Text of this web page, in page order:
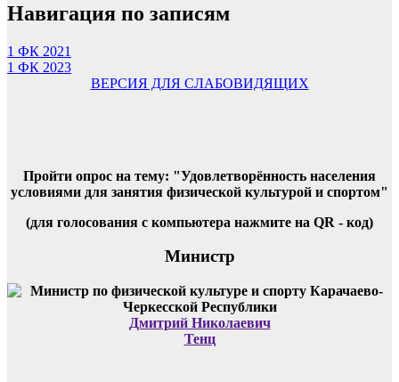
Навигация по записям
1 ФК 2021
1 ФК 2023
ВЕРСИЯ ДЛЯ СЛАБОВИДЯЩИХ
Пройти опрос на тему: "Удовлетворённость населения
условиями для занятия физической культурой и спортом"
(для голосования с компьютера нажмите на QR - код)
Министр
Дмитрий Николаевич
Тенц